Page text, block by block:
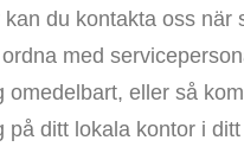
du kontakta oss när
med
omedelbart, eller så
på ditt lokala kontor i